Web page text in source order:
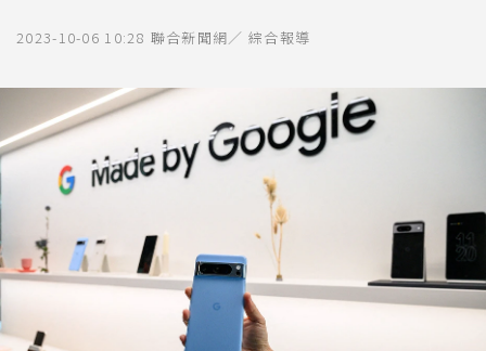
2023-10-06 10:28 聯合新聞網／ 綜合報導